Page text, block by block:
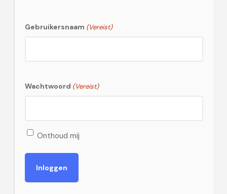
Gebruikersnaam (Vereist)
Wachtwoord (Vereist)
Onthoud mij